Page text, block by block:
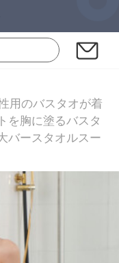
用のバスタオが着
を胸に塗るバスタ
バースタオルスー